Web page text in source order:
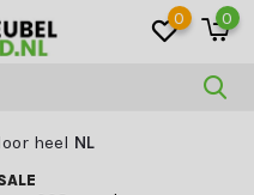
0 0
studieproject